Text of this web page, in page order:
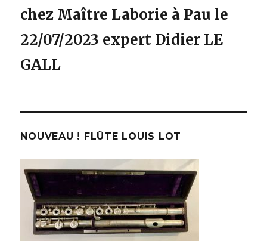
chez Maître Laborie à Pau le
22/07/2023 expert Didier LE
GALL
NOUVEAU ! FLÛTE LOUIS LOT